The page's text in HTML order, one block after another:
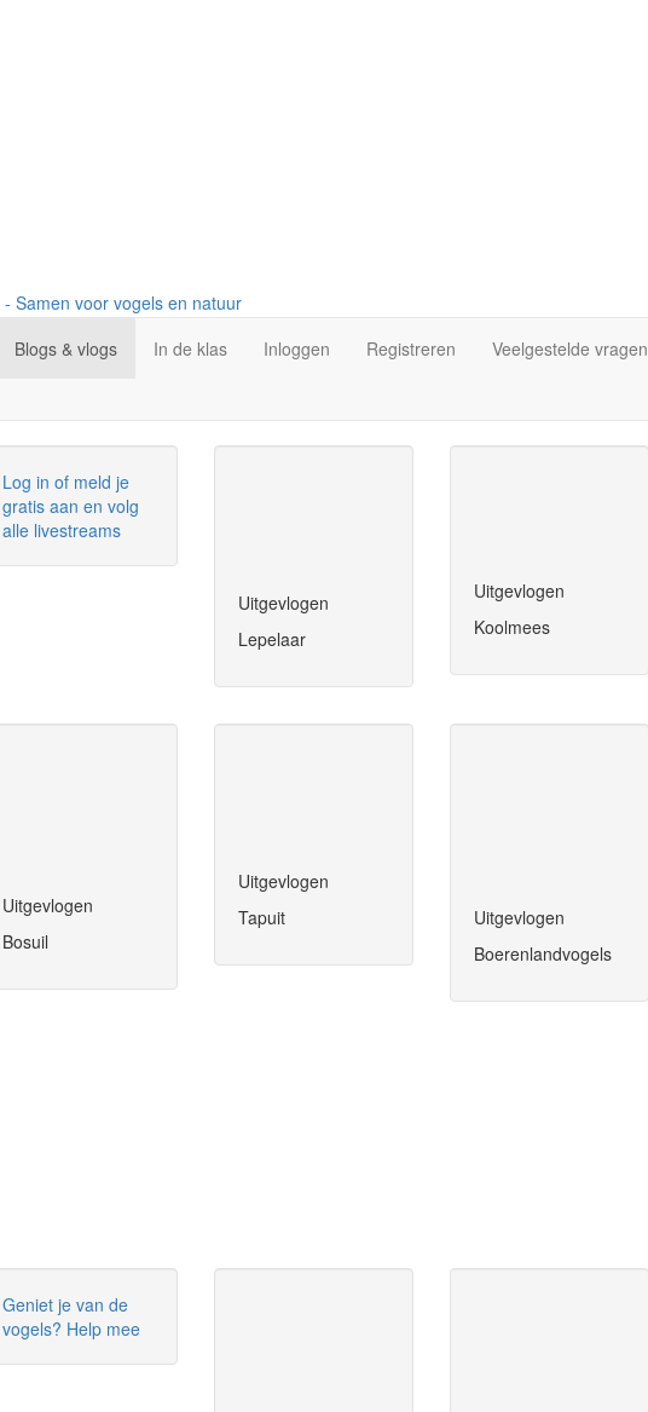
- Samen voor vogels en natuur
Inloggen Registreren Veelgestelde vragen
Blogs & vlogs In de klas
Log in of meld je
gratis aan en volg
alle livestreams
Uitgevlogen
Lepelaar
Uitgevlogen
Koolmees
Uitgevlogen
Bosuil
Uitgevlogen
Tapuit
Uitgevlogen
Boerenlandvogels
Geniet je van de
vogels? Help mee